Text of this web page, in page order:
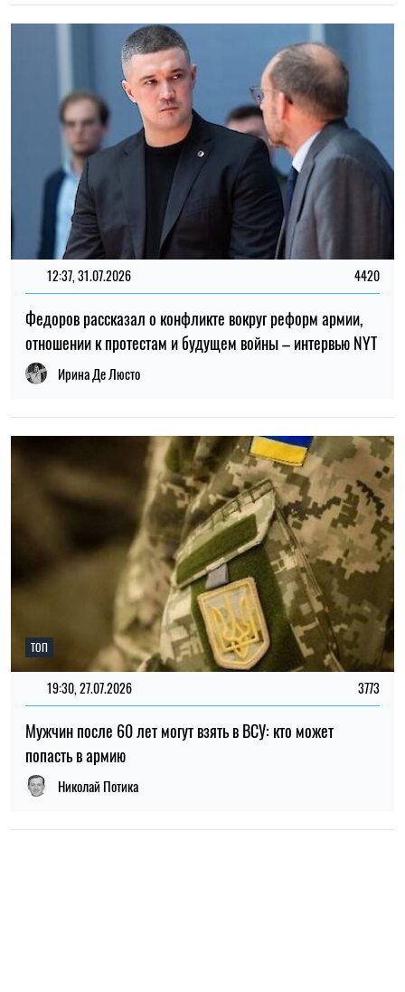
12:37, 31.07.2026 4420
Федоров рассказал о конфликте вокруг реформ армии,
отношении к протестам и будущем войны – интервью NYT
Ирина Де Люсто
ТОП
19:30, 27.07.2026 3773
Мужчин после 60 лет могут взять в ВСУ: кто может
попасть в армию
Николай Потика